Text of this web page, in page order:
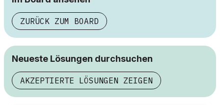
ZURÜCK ZUM BOARD
Neueste Lösungen durchsuchen
AKZEPTIERTE LÖSUNGEN ZEIGEN